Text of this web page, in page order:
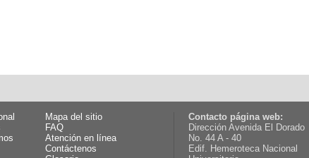
Mapa del sitio
FAQ
Atención en línea
Contáctenos
Contacto página web:
Dirección Avenida El Dorado
No. 44 A - 40
Edif. Hemeroteca Nacional